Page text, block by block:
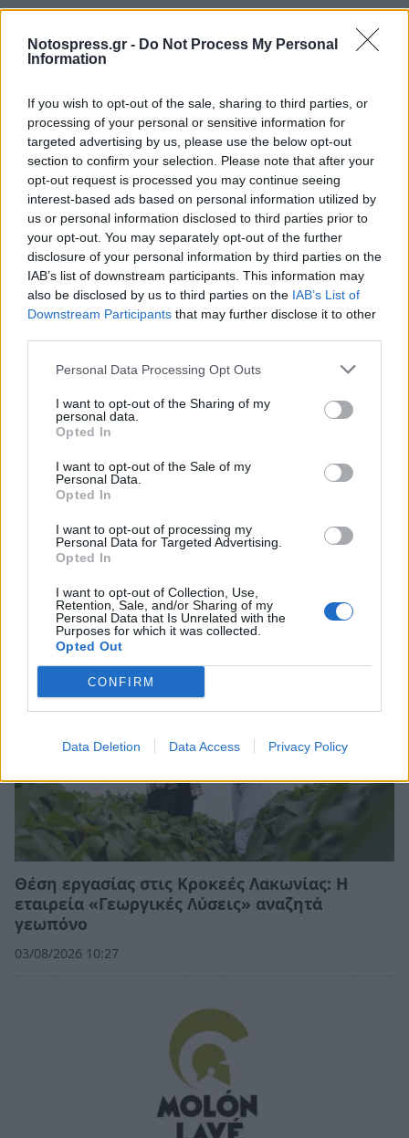
Notospress.gr - Do Not Process My Personal
Information
If you wish to opt-out of the sale, sharing to third parties, or
processing of your personal or sensitive information for
targeted advertising by us, please use the below opt-out
section to confirm your selection. Please note that after your
opt-out request is processed you may continue seeing
interest-based ads based on personal information utilized by
us or personal information disclosed to third parties prior to
your opt-out. You may separately opt-out of the further
disclosure of your personal information by third parties on the
IAB’s list of downstream participants. This information may
also be disclosed by us to third parties on the IAB’s List of
Downstream Participants that may further disclose it to other
Personal Data Processing Opt Outs
I want to opt-out of the Sharing of my
personal data.
Opted In
I want to opt-out of the Sale of my
Personal Data.
Opted In
I want to opt-out of processing my
Personal Data for Targeted Advertising.
Opted In
I want to opt-out of Collection, Use,
Retention, Sale, and/or Sharing of my
Personal Data that Is Unrelated with the
Purposes for which it was collected.
Opted Out
CONFIRM
Data Deletion Data Access Privacy Policy
Η Γενική Ταχυδρομική αναζητά οδηγό
δικύκλου στη Σπάρτη
08/08/2026 10:18
Θέσεις εργασίας από τη ΒΙΟΜΕΚ ΒΛΑΧΑΚΗΣ σε
Σπάρτη και Τρίπολη
05/08/2026 11:34
Θέση εργασίας στις Κροκεές Λακωνίας: Η
εταιρεία «Γεωργικές Λύσεις» αναζητά
γεωπόνο
03/08/2026 10:27